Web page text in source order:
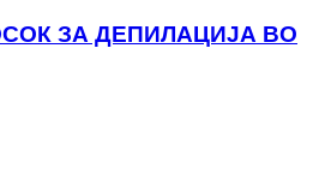
ЗА ДЕПИЛАЦИЈА ВО